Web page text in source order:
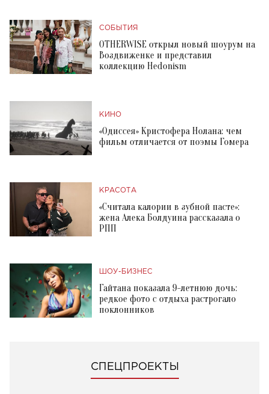
СОБЫТИЯ
OTHERWISE открыл новый шоурум на
Воздвиженке и представил
коллекцию Hedonism
КИНО
«Одиссея» Кристофера Нолана: чем
фильм отличается от поэмы Гомера
КРАСОТА
«Считала калории в зубной пасте»:
жена Алека Болдуина рассказала о
РПП
ШОУ-БИЗНЕС
Гайтана показала 9-летнюю дочь:
редкое фото с отдыха растрогало
поклонников
СПЕЦПРОЕКТЫ